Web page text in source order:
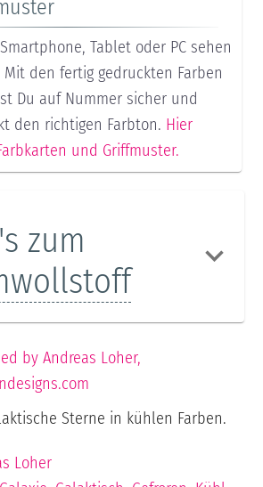
Tablet oder PC sehen
den fertig gedruckten Farben
Du auf Nummer sicher und
den richtigen Farbton. Hier
und Griffmuster.
zum
by Andreas Loher,
Sterne in kühlen Farben.
Loher